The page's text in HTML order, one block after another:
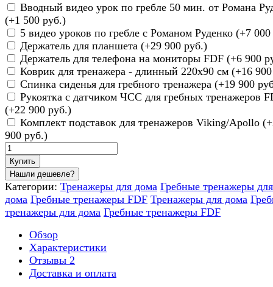
Вводный видео урок по гребле 50 мин. от Романа
(+1 500 руб.)
5 видео уроков по гребле с Романом Руденко (+7
Держатель для планшета (+29 900 руб.)
Держатель для телефона на мониторы FDF (+6 900
Коврик для тренажера - длинный 220х90 см (+16
Спинка сиденья для гребного тренажера (+19 900
Рукоятка с датчиком ЧСС для гребных тренажеров
(+22 900 руб.)
Комплект подставок для тренажеров Viking/Apollo (+
900 руб.)
Купить
Категории: Тренажеры для дома Гребные тренажеры для
дома Гребные тренажеры FDF Тренажеры для дома
тренажеры для дома Гребные тренажеры FDF
Обзор
Характеристики
Отзывы 2
Доставка и оплата